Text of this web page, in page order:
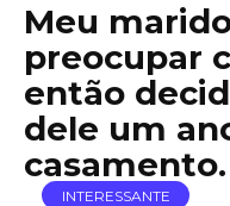
Meu
preocupar
então
dele um
casamento.
INTERESSANTE